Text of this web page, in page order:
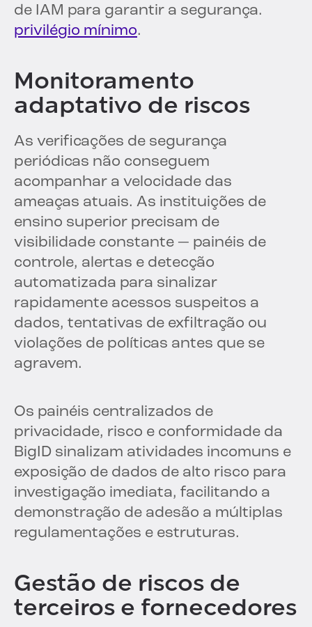
de IAM para garantir a segurança.
privilégio mínimo.
Monitoramento
adaptativo de riscos
As verificações de segurança
periódicas não conseguem
acompanhar a velocidade das
ameaças atuais. As instituições de
ensino superior precisam de
visibilidade constante — painéis de
controle, alertas e detecção
automatizada para sinalizar
rapidamente acessos suspeitos a
dados, tentativas de exfiltração ou
violações de políticas antes que se
agravem.
Os painéis centralizados de
privacidade, risco e conformidade da
BigID sinalizam atividades incomuns e
exposição de dados de alto risco para
investigação imediata, facilitando a
demonstração de adesão a múltiplas
regulamentações e estruturas.
Gestão de riscos de
terceiros e fornecedores